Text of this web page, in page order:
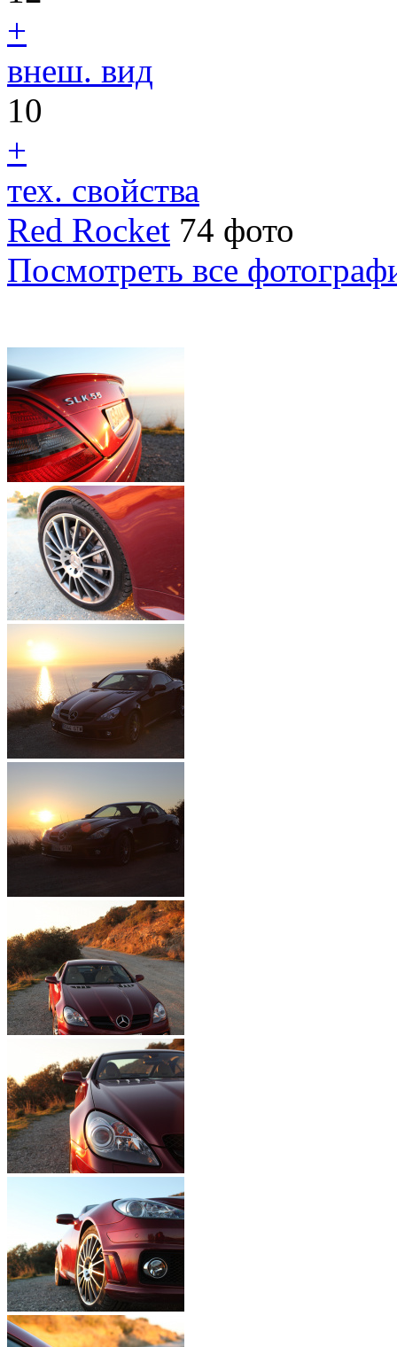
+
внеш. вид
10
+
тех. свойства
Red Rocket 74 фото
Посмотреть все